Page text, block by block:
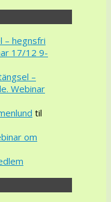
– hegnsfri
17/12 9-
–
Webinar
til
om